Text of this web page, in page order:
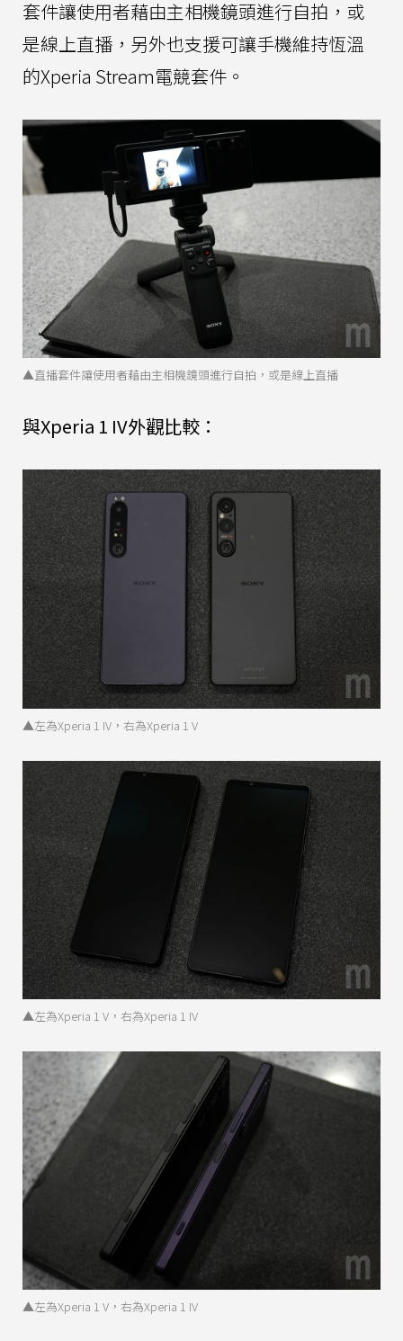
套件讓使用者藉由主相機鏡頭進行自拍，或
是線上直播，另外也支援可讓手機維持恆溫
的Xperia Stream電競套件。
▲直播套件讓使用者藉由主相機鏡頭進行自拍，或是線上直播
與Xperia 1 IV外觀比較：
▲左為Xperia 1 IV，右為Xperia 1 V
▲左為Xperia 1 V，右為Xperia 1 IV
▲左為Xperia 1 V，右為Xperia 1 IV